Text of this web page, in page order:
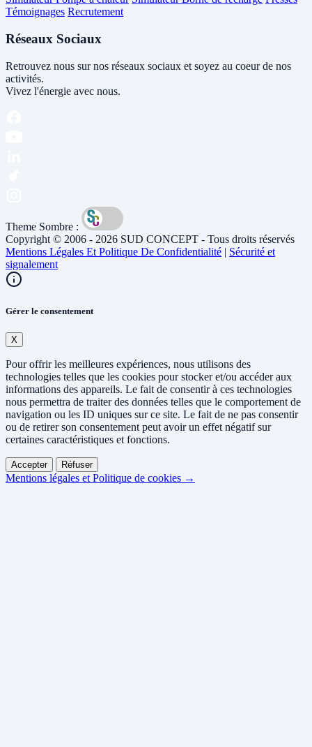
Témoignages Recrutement
Réseaux Sociaux
Retrouvez nous sur nos réseaux sociaux et soyez au coeur de nos
activités.
Vivez l'énergie avec nous.
Theme Sombre :
Copyright © 2006 - 2026 SUD CONCEPT - Tous droits réservés
Mentions Légales Et Politique De Confidentialité | Sécurité et
signalement
Gérer le consentement
X
Pour offrir les meilleures expériences, nous utilisons des
technologies telles que les cookies pour stocker et/ou accéder aux
informations des appareils. Le fait de consentir à ces technologies
nous permettra de traiter des données telles que le comportement de
navigation ou les ID uniques sur ce site. Le fait de ne pas consentir
ou de retirer son consentement peut avoir un effet négatif sur
certaines caractéristiques et fonctions.
Accepter Réfuser
Mentions légales et Politique de cookies →